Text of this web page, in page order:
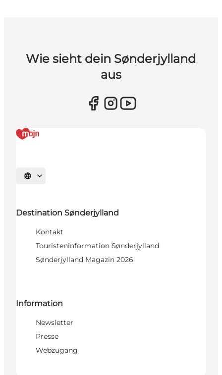
Wie sieht dein Sønderjylland
aus
Sprache auswählen
Destination Sønderjylland
Kontakt
Touristeninformation Sønderjylland
Sønderjylland Magazin 2026
Information
Newsletter
Presse
Webzugang